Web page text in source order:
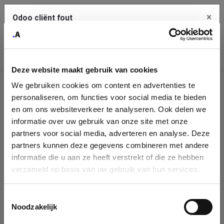
Deze website maakt gebruik van cookies
We gebruiken cookies om content en advertenties te
personaliseren, om functies voor social media te bieden
en om ons websiteverkeer te analyseren. Ook delen we
informatie over uw gebruik van onze site met onze
partners voor social media, adverteren en analyse. Deze
partners kunnen deze gegevens combineren met andere
informatie die u aan ze heeft verstrekt of die ze hebben
verzameld op basis van uw gebruik van hun services.
Noodzakelijk
Identificatie
onderneming
Please fill in your company details
You can search a company in our database by name, VAT or
enterprise ID. When a company is selected it will auto-complete the
form. If you don't find your company in our database, you can create
Odoo cliënt fout ×
klembord
Je dient de kopieer knop te gebruiken om de fout te melden
aan support.
Bekijk details